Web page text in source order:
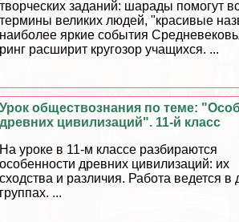
творческих заданий: шарады помогут
термины великих людей, "красивые
наиболее яркие события
ринг расширит кругозор учащихся. ...
Урок обществознания по теме:
древних цивилизаций". 11-й класс
На уроке в 11-м классе разбираются
особенности древних цивилизаций: их
сходства и различия. Работа ведется в
группах. ...